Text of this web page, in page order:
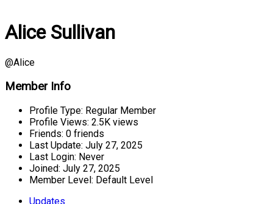
Alice Sullivan
@Alice
Member Info
Profile Type: Regular Member
Profile Views: 2.5K views
Friends: 0 friends
Last Update: July 27, 2025
Last Login: Never
Joined: July 27, 2025
Member Level: Default Level
Updates